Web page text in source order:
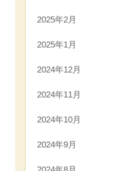
2025年2月
2025年1月
2024年12月
2024年11月
2024年10月
2024年9月